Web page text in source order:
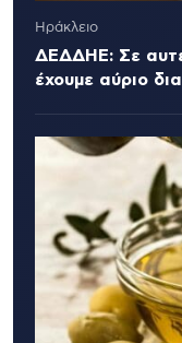
Ηράκλειο
ΔΕΔΔΗΕ: Σε
έχουμε αύριο